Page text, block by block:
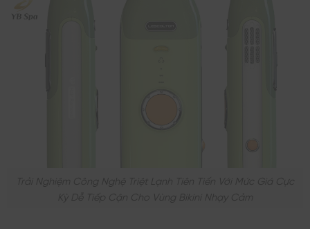
Trải Nghiệm Công Nghệ Triệt Lạnh Tiên Tiến Với Mức Giá Cực
Kỳ Dễ Tiếp Cận Cho Vùng Bikini Nhạy Cảm